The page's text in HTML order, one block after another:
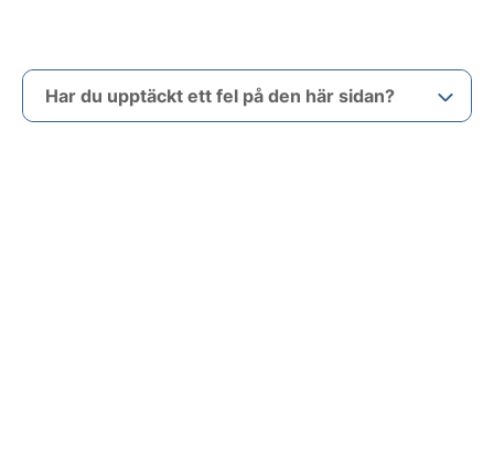
Har du upptäckt ett fel på den här sidan?